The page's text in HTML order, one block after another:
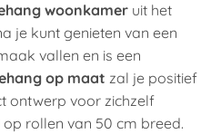
woonkamer uit het
je kunt genieten van een
vallen en is een
op maat zal je positief
ontwerp voor zichzelf
rollen van 50 cm breed.